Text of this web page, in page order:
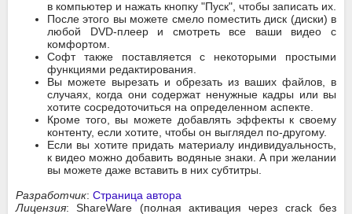
в компьютер и нажать кнопку "Пуск", чтобы записать их.
После этого вы можете смело поместить диск (диски) в
любой DVD-плеер и смотреть все ваши видео с
комфортом.
Софт также поставляется с некоторыми простыми
функциями редактирования.
Вы можете вырезать и обрезать из ваших файлов, в
случаях, когда они содержат ненужные кадры или вы
хотите сосредоточиться на определенном аспекте.
Кроме того, вы можете добавлять эффекты к своему
контенту, если хотите, чтобы он выглядел по-другому.
Если вы хотите придать материалу индивидуальность,
к видео можно добавить водяные знаки. А при желании
вы можете даже вставить в них субтитры.
Разработчик: Страница автора
Лицензия: ShareWare (полная активация через crack без